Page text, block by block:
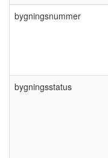
bygningsnummer
bygningsstatus